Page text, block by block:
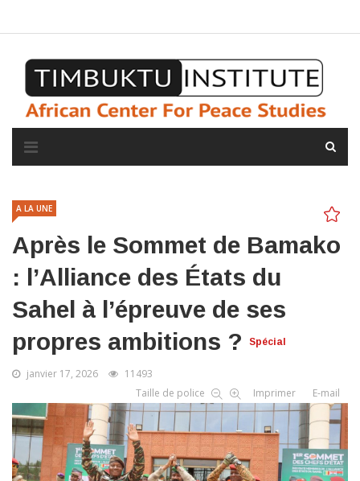
A LA UNE
Après le Sommet de Bamako
: l’Alliance des États du
Sahel à l’épreuve de ses
propres ambitions ?
Spécial
janvier 17, 2026
11493
Taille de police
Imprimer E-mail